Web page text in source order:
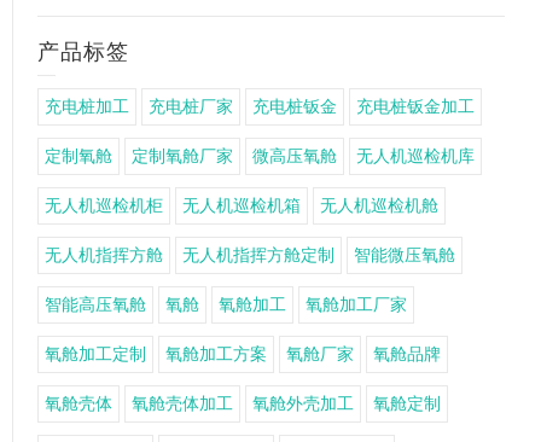
产品标签
充电桩加工 充电桩厂家 充电桩钣金 充电桩钣金加工
定制氧舱 定制氧舱厂家 微高压氧舱 无人机巡检机库
无人机巡检机柜 无人机巡检机箱 无人机巡检机舱
无人机指挥方舱 无人机指挥方舱定制 智能微压氧舱
智能高压氧舱 氧舱 氧舱加工 氧舱加工厂家
氧舱加工定制 氧舱加工方案 氧舱厂家 氧舱品牌
氧舱壳体 氧舱壳体加工 氧舱外壳加工 氧舱定制